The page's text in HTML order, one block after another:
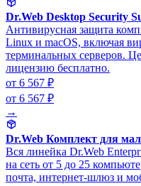
Dr.Web Desktop Security
Антивирусная защита
Linux и macOS, включая
терминальных серверов.
лицензию бесплатно.
от 6 567 ₽
от 6 567 ₽
→
Dr.Web Комплект для
Вся линейка Dr.Web
на сеть от 5 до 25
почта, интернет-шлюз и